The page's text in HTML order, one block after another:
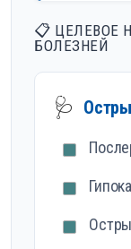
📋 ЦЕЛЕВОЕ
БОЛЕЗНЕЙ
🩺